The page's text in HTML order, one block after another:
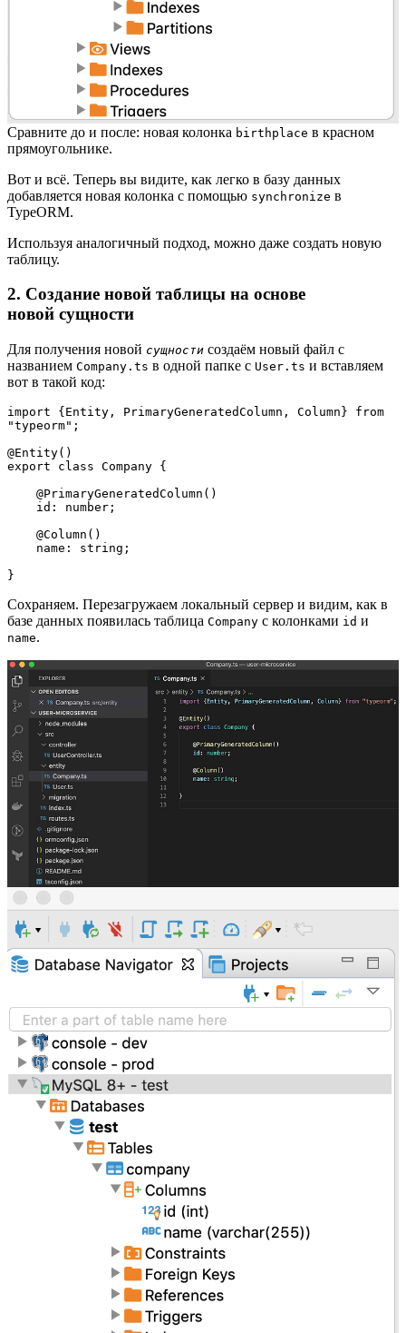
Сравните до и после: новая колонка birthplace в красном
прямоугольнике.
Вот и всё. Теперь вы видите, как легко в базу данных
добавляется новая колонка с помощью synchronize в
TypeORM.
Используя аналогичный подход, можно даже создать новую
таблицу.
2. Создание новой таблицы на основе
новой сущности
Для получения новой сущности создаём новый файл с
названием Company.ts в одной папке с User.ts и вставляем
вот в такой код:
import {Entity, PrimaryGeneratedColumn, Column} from
"typeorm";
@Entity()
export class Company {
}
Сохраняем. Перезагружаем локальный сервер и видим, как в
базе данных появилась таблица Company с колонками id и
name.